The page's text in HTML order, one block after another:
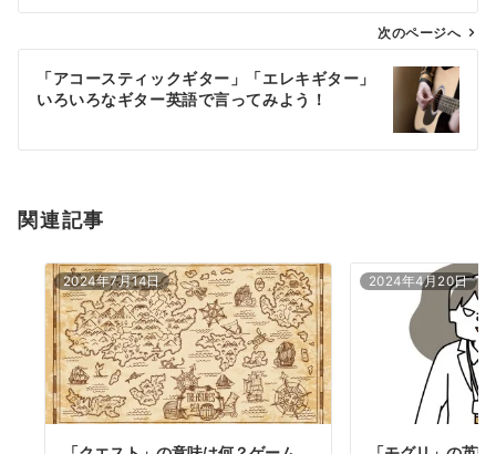
ン
次のページへ
「アコースティックギター」「エレキギター」
いろいろなギター英語で言ってみよう！
関連記事
2024年7月14日 2024年4月20日